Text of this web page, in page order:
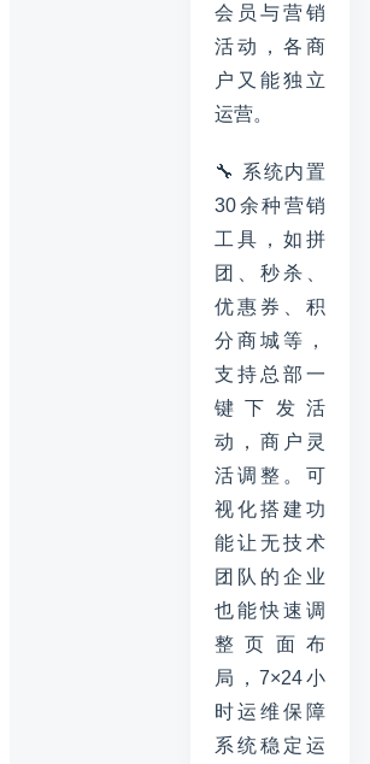
会员与营销
活动，各商
户又能独立
运营。
🔧 系统内置
30余种营销
工具，如拼
团、秒杀、
优惠券、积
分商城等，
支持总部一
键下发活
动，商户灵
活调整。可
视化搭建功
能让无技术
团队的企业
也能快速调
整页面布
局，7×24小
时运维保障
系统稳定运